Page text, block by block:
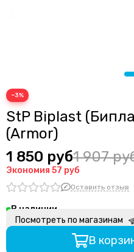
−3%
StP Biplast
(Armor)
1 850 руб1 907
Экономия 57 руб
Оставить отзыв
В наличии
Посмотреть по магазинам
В